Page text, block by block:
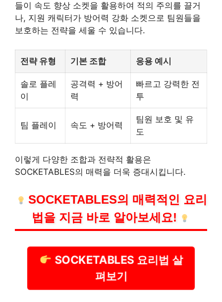
들이 속도 향상 소켓을 활용하여 적의 주의를 끌거
나, 지원 캐릭터가 방어력 강화 소켓으로 팀원들을
보호하는 전략을 세울 수 있습니다.
전략 유형 기본 조합 응용 예시
솔로 플레
이
공격력 + 방어
력
빠르고 강력한 전
투
팀 플레이 속도 + 방어력
팀원 보호 및 유
도
이렇게 다양한 조합과 전략적 활용은
SOCKETABLES의 매력을 더욱 증대시킵니다.
SOCKETABLES의 매력적인 요리
법을 지금 바로 알아보세요!
SOCKETABLES 요리법 살
펴보기